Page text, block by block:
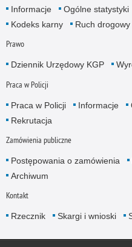
Informacje Ogólne statystyki
Kodeks karny
Ruch drogowy
Prawo
Dziennik Urzędowy KGP
Praca w Policji
Praca w Policji Informacje
Rekrutacja
Zamówienia publiczne
Postępowania o zamówienia
Archiwum
Kontakt
Rzecznik Skargi i wnioski